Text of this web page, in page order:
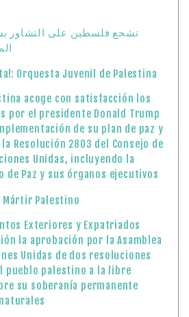
تشجع فلسطين على التشاور
Orquesta Juvenil de Palestina
acoge con satisfacción los
por el presidente Donald Trump
de su plan de paz y
Resolución 2803 del Consejo de
Unidas, incluyendo la
de Paz y sus órganos ejecutivos
Mártir Palestino
Exteriores y Expatriados
la aprobación por la Asamblea
Unidas de dos resoluciones
pueblo palestino a la libre
su soberanía permanente